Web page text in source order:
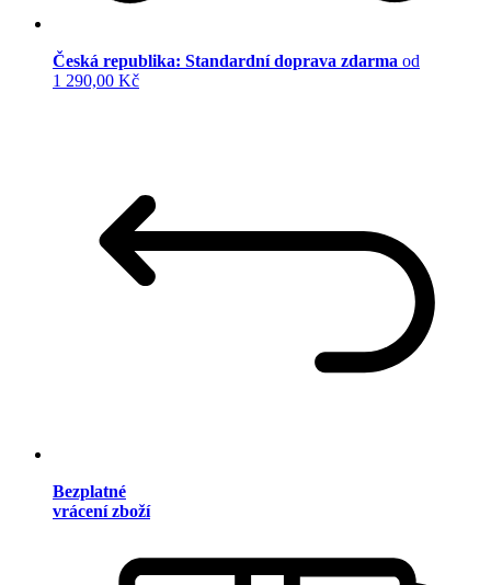
Česká republika: Standardní doprava zdarma od
1 290,00 Kč
Bezplatné
vrácení zboží